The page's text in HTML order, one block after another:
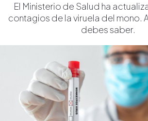
El Ministerio de Salud ha
contagios de la viruela del mono.
debes saber.